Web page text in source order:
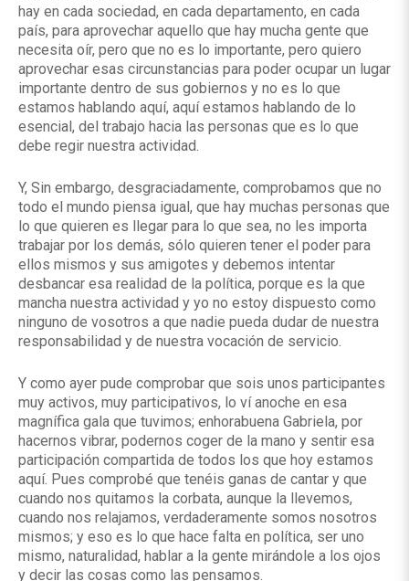
hay en cada sociedad, en cada departamento, en cada
país, para aprovechar aquello que hay mucha gente que
necesita oír, pero que no es lo importante, pero quiero
aprovechar esas circunstancias para poder ocupar un lugar
importante dentro de sus gobiernos y no es lo que
estamos hablando aquí, aquí estamos hablando de lo
esencial, del trabajo hacia las personas que es lo que
debe regir nuestra actividad.
Y, Sin embargo, desgraciadamente, comprobamos que no
todo el mundo piensa igual, que hay muchas personas que
lo que quieren es llegar para lo que sea, no les importa
trabajar por los demás, sólo quieren tener el poder para
ellos mismos y sus amigotes y debemos intentar
desbancar esa realidad de la política, porque es la que
mancha nuestra actividad y yo no estoy dispuesto como
ninguno de vosotros a que nadie pueda dudar de nuestra
responsabilidad y de nuestra vocación de servicio.
Y como ayer pude comprobar que sois unos participantes
muy activos, muy participativos, lo ví anoche en esa
magnífica gala que tuvimos; enhorabuena Gabriela, por
hacernos vibrar, podernos coger de la mano y sentir esa
participación compartida de todos los que hoy estamos
aquí. Pues comprobé que tenéis ganas de cantar y que
cuando nos quitamos la corbata, aunque la llevemos,
cuando nos relajamos, verdaderamente somos nosotros
mismos; y eso es lo que hace falta en política, ser uno
mismo, naturalidad, hablar a la gente mirándole a los ojos
y decir las cosas como las pensamos.